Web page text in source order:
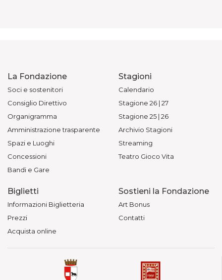
La Fondazione
Soci e sostenitori
Consiglio Direttivo
Organigramma
Amministrazione trasparente
Spazi e Luoghi
Concessioni
Bandi e Gare
Stagioni
Calendario
Stagione 26 | 27
Stagione 25 | 26
Archivio Stagioni
Streaming
Teatro Gioco Vita
Biglietti
Informazioni Biglietteria
Prezzi
Acquista online
Sostieni la Fondazione
Art Bonus
Contatti